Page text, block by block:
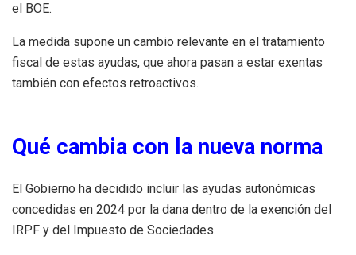
el BOE.
La medida supone un cambio relevante en el tratamiento
fiscal de estas ayudas, que ahora pasan a estar exentas
también con efectos retroactivos.
Qué cambia con la nueva norma
El Gobierno ha decidido incluir las ayudas autonómicas
concedidas en 2024 por la dana dentro de la exención del
IRPF y del Impuesto de Sociedades.